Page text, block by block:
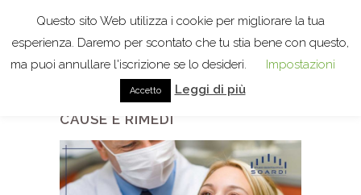
DOLORE AL DENTE DEL GIUDIZIO:
CAUSE E RIMEDI
Questo sito Web utilizza i cookie per migliorare la tua
esperienza. Daremo per scontato che tu stia bene con questo,
ma puoi annullare l'iscrizione se lo desideri.
Impostazioni
Accetto Leggi di più